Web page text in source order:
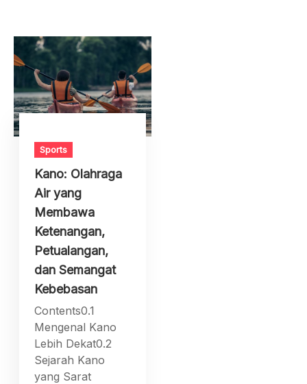
Sports
Kano: Olahraga
Air yang
Membawa
Ketenangan,
Petualangan,
dan Semangat
Kebebasan
Contents0.1
Mengenal Kano
Lebih Dekat0.2
Sejarah Kano
yang Sarat